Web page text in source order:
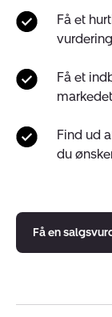
Få et
Få et
Find ud
du
Få en